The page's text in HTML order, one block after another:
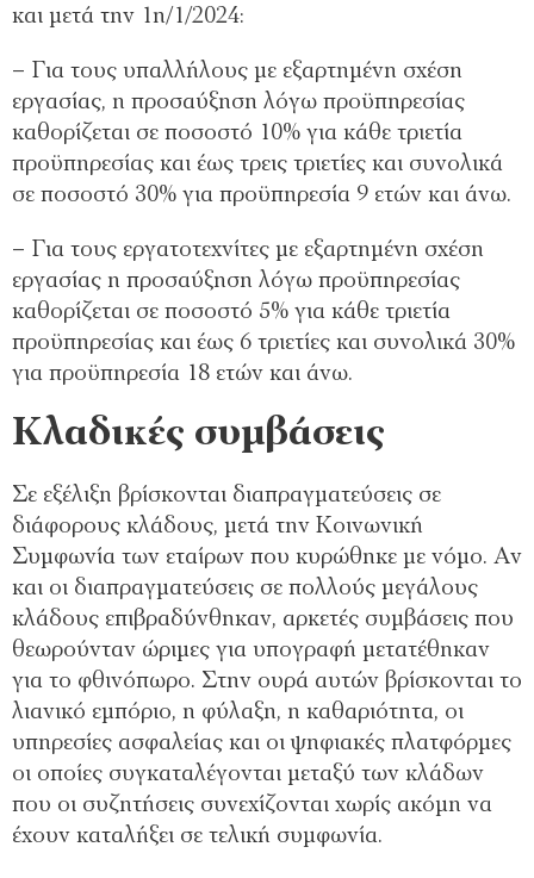
και μετά την 1η/1/2024:
– Για τους υπαλλήλους με εξαρτημένη σχέση
εργασίας, η προσαύξηση λόγω προϋπηρεσίας
καθορίζεται σε ποσοστό 10% για κάθε τριετία
προϋπηρεσίας και έως τρεις τριετίες και συνολικά
σε ποσοστό 30% για προϋπηρεσία 9 ετών και άνω.
– Για τους εργατοτεχνίτες με εξαρτημένη σχέση
εργασίας η προσαύξηση λόγω προϋπηρεσίας
καθορίζεται σε ποσοστό 5% για κάθε τριετία
προϋπηρεσίας και έως 6 τριετίες και συνολικά 30%
για προϋπηρεσία 18 ετών και άνω.
Κλαδικές συμβάσεις
Σε εξέλιξη βρίσκονται διαπραγματεύσεις σε
διάφορους κλάδους, μετά την Κοινωνική
Συμφωνία των εταίρων που κυρώθηκε με νόμο. Αν
και οι διαπραγματεύσεις σε πολλούς μεγάλους
κλάδους επιβραδύνθηκαν, αρκετές συμβάσεις που
θεωρούνταν ώριμες για υπογραφή μετατέθηκαν
για το φθινόπωρο. Στην ουρά αυτών βρίσκονται το
λιανικό εμπόριο, η φύλαξη, η καθαριότητα, οι
υπηρεσίες ασφαλείας και οι ψηφιακές πλατφόρμες
οι οποίες συγκαταλέγονται μεταξύ των κλάδων
που οι συζητήσεις συνεχίζονται χωρίς ακόμη να
έχουν καταλήξει σε τελική συμφωνία.